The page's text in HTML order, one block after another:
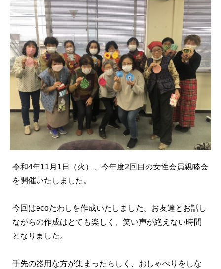
令和4年11月1日（火）、今年度2回目の女性会員親睦会
を開催いたしました。
今回はecoたわしを作成いたしました。お友達とお話し
ながらの作成はとても楽しく、笑い声が絶えない時間
となりました。
手先の器用な方が集まったらしく、おしゃべりをしな